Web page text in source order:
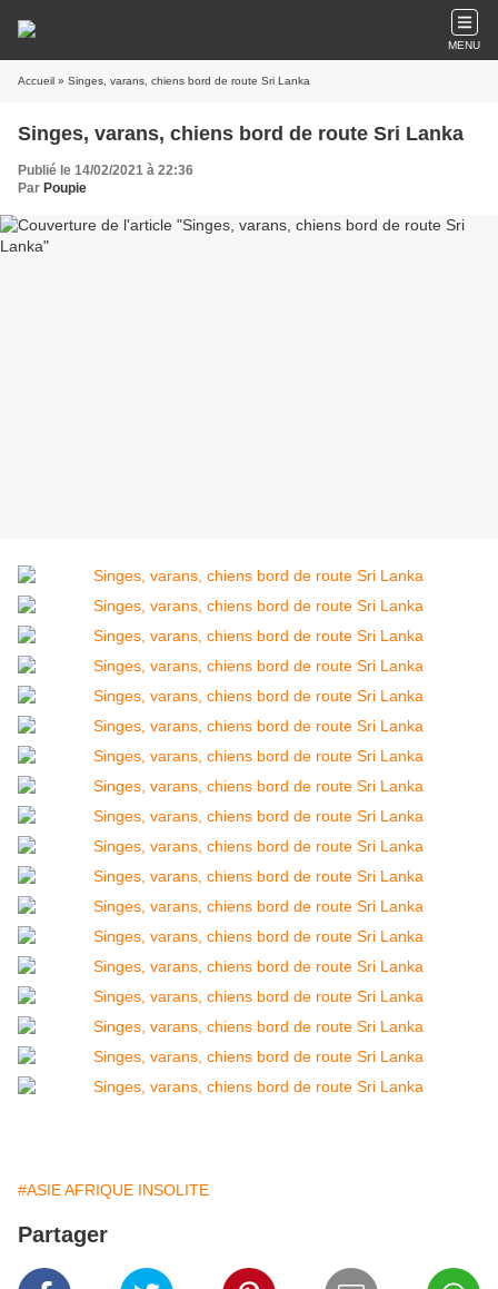
MENU
Accueil » Singes, varans, chiens bord de route Sri Lanka
Singes, varans, chiens bord de route Sri Lanka
Publié le 14/02/2021 à 22:36
Par Poupie
#ASIE AFRIQUE INSOLITE
Partager